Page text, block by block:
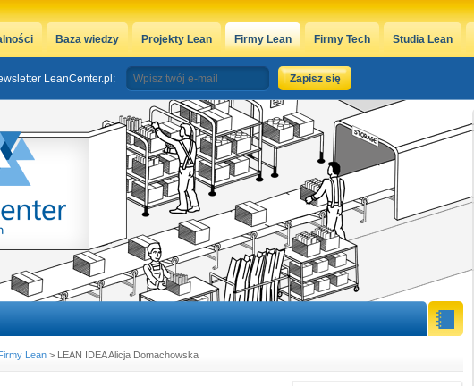
Baza wiedzy Projekty Lean Firmy Lean Firmy Tech Studia Lean
LeanCenter.pl:
Lean > LEAN IDEA Alicja Domachowska